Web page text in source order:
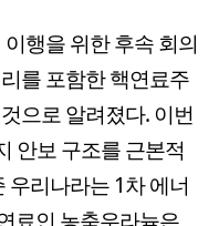
행을 위한 후속 회의
를 포함한 핵연료주
으로 알려졌다. 이번
안보 구조를 근본적
우리나라는 1차 에너
료인 농축우라늄은